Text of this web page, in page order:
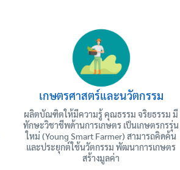
เกษตรศาสตร์และนวัตกรรม
ผลิตบัณฑิตให้มีความรู้ คุณธรรม จริยธรรม มี
ทักษะวิชาชีพด้านการเกษตร เป็นเกษตรกรรุ่น
ใหม่ (Young Smart Farmer) สามารถคิดค้น
และประยุกต์ใช้นวัตกรรม พัฒนาการเกษตร
สร้างมูลค่า